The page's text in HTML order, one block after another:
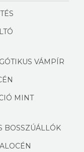
VÁMPÍR
MINT
BOSSZÚÁLLÓK